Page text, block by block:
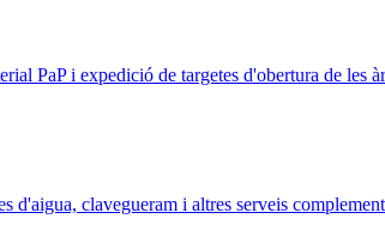
PaP i expedició de targetes d'obertura de les
d'aigua, clavegueram i altres serveis